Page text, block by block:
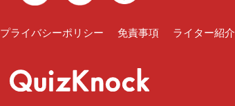
プライバシーポリシー 免責事項 ライター紹介